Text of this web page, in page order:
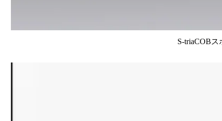
S-triaCOB